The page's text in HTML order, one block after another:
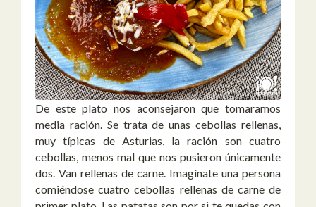
De este plato nos aconsejaron que tomaramos
media ración. Se trata de unas cebollas rellenas,
muy típicas de Asturias, la ración son cuatro
cebollas, menos mal que nos pusieron únicamente
dos. Van rellenas de carne. Imagínate una persona
comiéndose cuatro cebollas rellenas de carne de